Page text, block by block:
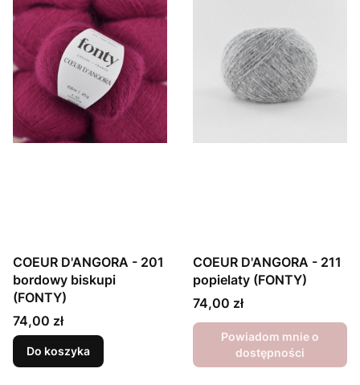
COEUR D'ANGORA - 201
bordowy biskupi
(FONTY)
Cena
74,00 zł
Do koszyka
COEUR D'ANGORA - 211
popielaty (FONTY)
Cena
74,00 zł
Powiadom mnie o
dostępności